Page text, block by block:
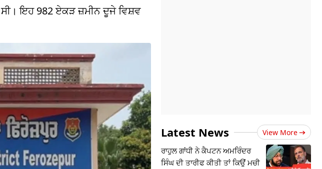
ਇਹ 982 ਏਕੜ ਜ਼ਮੀਨ ਦੂਜੇ ਵਿਸ਼ਵ
Latest News View More
ਰਾਹੁਲ ਗਾਂਧੀ ਨੇ ਕੈਪਟਨ ਅਮਰਿੰਦਰ
ਸਿੰਘ ਦੀ ਤਾਰੀਫ ਕੀਤੀ ਤਾਂ ਕਿਉਂ ਮਚੀ